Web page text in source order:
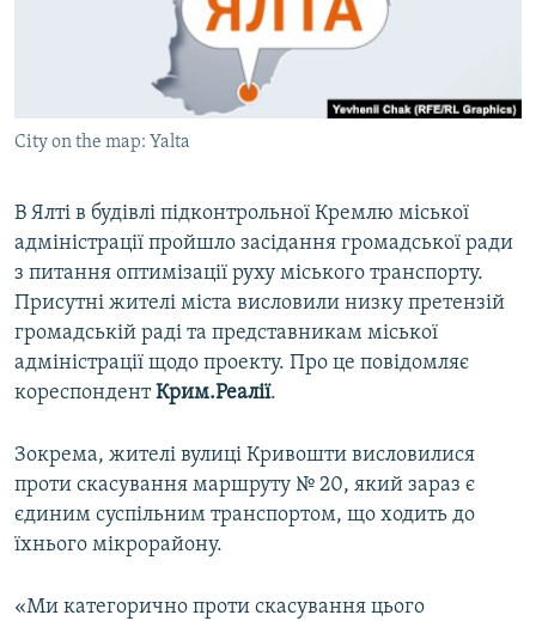
ВІДЕОУРОКИ «ELIFBE»
СВІДЧЕННЯ ОКУПАЦІЇ
УКРАЇНСЬКА ПРОБЛЕМА КРИМУ
ІНФОГРАФІКА
ДОЛУЧАЙСЯ!
Усі сайти RFE/RL
City on the map: Yalta
В Ялті в будівлі підконтрольної Кремлю міської
адміністрації пройшло засідання громадської ради
з питання оптимізації руху міського транспорту.
Присутні жителі міста висловили низку претензій
громадській раді та представникам міської
адміністрації щодо проекту. Про це повідомляє
кореспондентКрим.Реалії.
Зокрема, жителі вулиці Кривошти висловилися
проти скасування маршруту № 20, який зараз є
єдиним суспільним транспортом, що ходить до
їхнього мікрорайону.
«Ми категорично проти скасування цього